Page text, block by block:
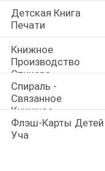
Детская Книга
Печати
Книжное
Производство
Стикера
Спираль -
Связанное
Книжное
Производство
Флэш-Карты Детей
Уча